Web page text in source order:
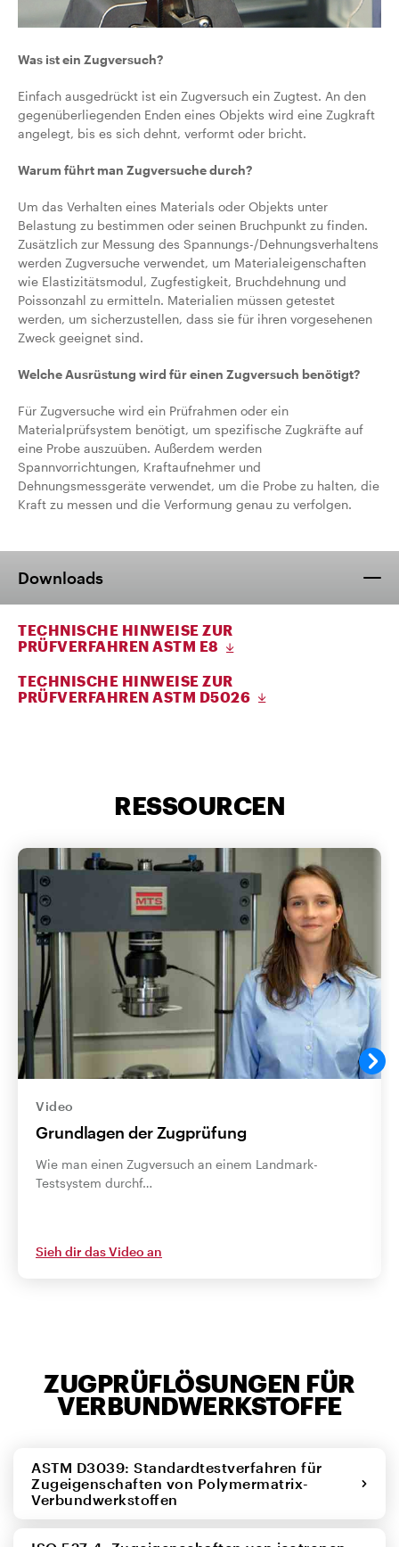
Was ist ein Zugversuch?
Einfach ausgedrückt ist ein Zugversuch ein Zugtest. An den
gegenüberliegenden Enden eines Objekts wird eine Zugkraft
angelegt, bis es sich dehnt, verformt oder bricht.
Warum führt man Zugversuche durch?
Um das Verhalten eines Materials oder Objekts unter
Belastung zu bestimmen oder seinen Bruchpunkt zu finden.
Zusätzlich zur Messung des Spannungs-/Dehnungsverhaltens
werden Zugversuche verwendet, um Materialeigenschaften
wie Elastizitätsmodul, Zugfestigkeit, Bruchdehnung und
Poissonzahl zu ermitteln. Materialien müssen getestet
werden, um sicherzustellen, dass sie für ihren vorgesehenen
Zweck geeignet sind.
Welche Ausrüstung wird für einen Zugversuch benötigt?
Für Zugversuche wird ein Prüfrahmen oder ein
Materialprüfsystem benötigt, um spezifische Zugkräfte auf
eine Probe auszuüben. Außerdem werden
Spannvorrichtungen, Kraftaufnehmer und
Dehnungsmessgeräte verwendet, um die Probe zu halten, die
Kraft zu messen und die Verformung genau zu verfolgen.
Downloads
TECHNISCHE HINWEISE ZUR
PRÜFVERFAHREN ASTM E8
TECHNISCHE HINWEISE ZUR
PRÜFVERFAHREN ASTM D5026
RESSOURCEN
Video
Grundlagen der Zugprüfung
Wie man einen Zugversuch an einem Landmark-
Testsystem durchf…
Sieh dir das Video an
ZUGPRÜFLÖSUNGEN FÜR
VERBUNDWERKSTOFFE
ASTM D3039: Standardtestverfahren für
Zugeigenschaften von Polymermatrix-
Verbundwerkstoffen